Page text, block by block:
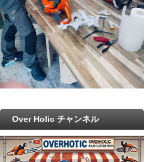
Over Holic チャンネル